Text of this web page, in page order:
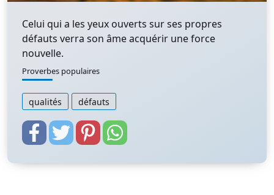
Celui qui a les yeux ouverts sur ses propres
défauts verra son âme acquérir une force
nouvelle.
Proverbes populaires
qualités défauts